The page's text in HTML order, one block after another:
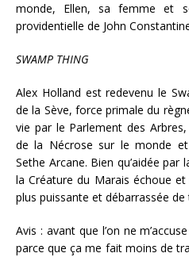
monde, Ellen, sa femme et
providentielle de John
SWAMP THING
Alex Holland est redevenu le
de la Sève, force primale du
vie par le Parlement des
de la Nécrose sur le monde
Sethe Arcane. Bien qu’aidée par
la Créature du Marais échoue
plus puissante et débarrassée
Avis : avant que l’on ne
parce que ça me fait moins de